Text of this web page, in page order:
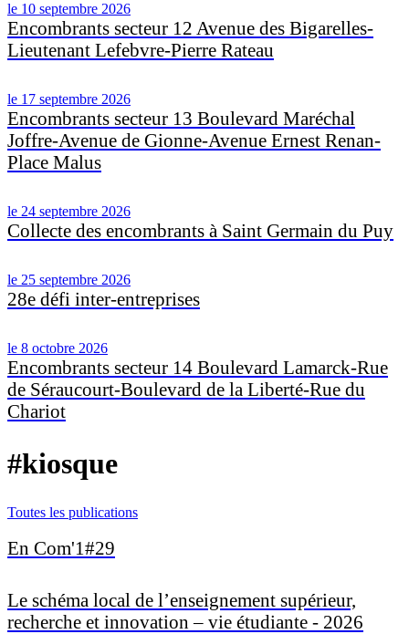
le 10 septembre 2026
Encombrants secteur 12 Avenue des Bigarelles-
Lieutenant Lefebvre-Pierre Rateau
le 17 septembre 2026
Encombrants secteur 13 Boulevard Maréchal
Joffre-Avenue de Gionne-Avenue Ernest Renan-
Place Malus
le 24 septembre 2026
Collecte des encombrants à Saint Germain du Puy
le 25 septembre 2026
28e défi inter-entreprises
le 8 octobre 2026
Encombrants secteur 14 Boulevard Lamarck-Rue
de Séraucourt-Boulevard de la Liberté-Rue du
Chariot
#kiosque
Toutes les publications
En Com'1#29
Le schéma local de l’enseignement supérieur,
recherche et innovation – vie étudiante - 2026